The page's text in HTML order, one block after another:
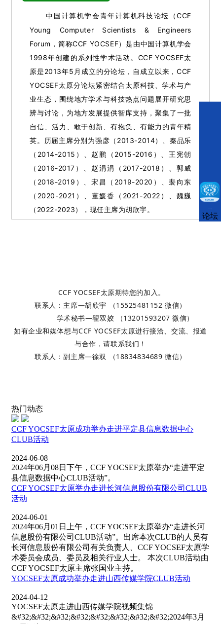
中国计算机学会青年计算机科技论坛（CCF
Young Computer Scientists & Engineers
Forum，简称CCF YOCSEF）是由中国计算机学会
1998年创建的系列性学术活动。CCF YOCSEF太
原是2013年5月成立的分论坛，自成立以来，CCF
YOCSEF太原分论坛紧密结合太原科技、学术与产
业生态，围绕地方学术与科技热点问题展开研究思
辨与讨论，为地方发展提供智库支持，聚集了一批
自信、活力、敢于创新、有抱负、有能力的青年精
英。历届主席分别为强彦（2013-2014）、秦品乐
（2014-2015）、赵鹏（2015-2016）、王宪朝
（2016-2017）、赵涓涓（2017-2018）、郭威
（2018-2019）、宋昌（2019-2020）、裴向东
（2020-2021）、 董媛香（2021-2022）、 魏巍
（2022-2023）， 现任主席为胡欣宇。
CCF YOCSEF太原期待您的加入。
联系人：主席—胡欣宇 （15525481152 微信）
学术秘书—翟双姣 （13201593207 微信）
如有企业和媒体想与CCF YOCSEF太原进行接洽、交流、报道
与合作，请联系我们！
联系人：副主席—徐双 （18834834689 微信）
热门动态
CCF YOCSEF太原成功举办走进平定县信息数据中心
CLUB活动
2024-06-08
2024年06月08日下午，CCF YOCSEF太原举办“走进平定
县信息数据中心CLUB活动”。
CCF YOCSEF太原举办走进长河信息股份有限公司CLUB
活动
2024-06-01
2024年06月01日上午，CCF YOCSEF太原举办“走进长河
信息股份有限公司CLUB活动”。出席本次CLUB的人员有
长河信息股份有限公司有关负责人、CCF YOCSEF太原学
术委员会成员、委员及相关行业人士。 本次CLUB活动由
CCF YOCSEF太原主席张国业主持。
YOCSEF太原成功举办走进山西传媒学院CLUB活动
2024-04-12
YOCSEF太原走进山西传媒学院视频集锦
&#32;&#32;&#32;&#32;&#32;&#32;&#32;&#32;2024年3月
论坛